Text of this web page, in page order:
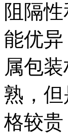
阻隔
能优
属包
熟，
格较